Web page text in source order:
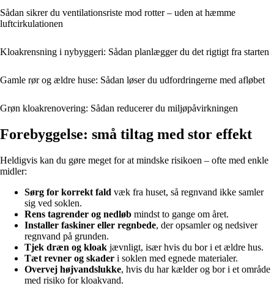
Sådan sikrer du ventilationsriste mod rotter – uden at hæmme
luftcirkulationen
Kloakrensning i nybyggeri: Sådan planlægger du det rigtigt fra starten
Gamle rør og ældre huse: Sådan løser du udfordringerne med afløbet
Grøn kloakrenovering: Sådan reducerer du miljøpåvirkningen
Forebyggelse: små tiltag med stor effekt
Heldigvis kan du gøre meget for at mindske risikoen – ofte med enkle
midler:
Sørg for korrekt fald væk fra huset, så regnvand ikke samler
sig ved soklen.
Rens tagrender og nedløb mindst to gange om året.
Installer faskiner eller regnbede, der opsamler og nedsiver
regnvand på grunden.
Tjek dræn og kloak jævnligt, især hvis du bor i et ældre hus.
Tæt revner og skader i soklen med egnede materialer.
Overvej højvandslukke, hvis du har kælder og bor i et område
med risiko for kloakvand.